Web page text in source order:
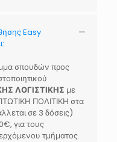
Easy
σπουδών προς
ΛΟΓΙΣΤΙΚΗΣ με
ΠΟΛΙΤΙΚΗ στα
σε 3 δόσεις)
για τους
τμήματος.